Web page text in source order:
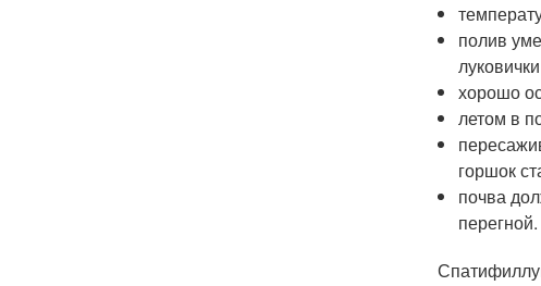
полив
хорошо
летом в
горшок
почва
перегной.